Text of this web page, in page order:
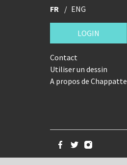
FR ENG
LOGIN
Contact
Utiliser un dessin
A propos de Chappatte